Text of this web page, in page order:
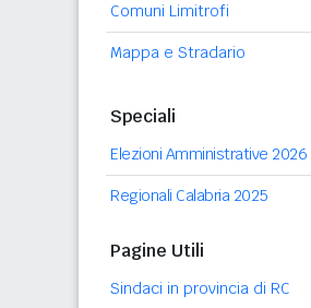
Comuni Limitrofi
Mappa e Stradario
Speciali
Elezioni Amministrative 2026
Regionali Calabria 2025
Pagine Utili
Sindaci in provincia di RC